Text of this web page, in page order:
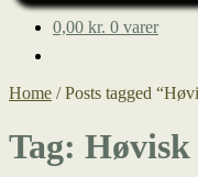
0,00 kr. 0 varer
Home /Posts tagged
Tag: Høvisk